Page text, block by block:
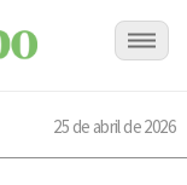
25 de abril de 2026